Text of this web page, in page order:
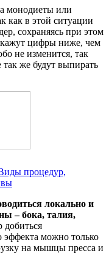
монодиеты или
как в этой ситуации
сохраняясь при этом
цифры ниже, чем
не изменится, так
же будут выпирать
процедур,
локально и
– бока, талия,
добиться
эффекта можно только
на мышцы пресса и